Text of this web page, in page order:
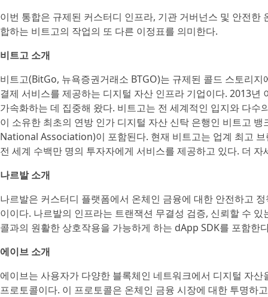
이번 통합은 규제된 커스터디 인프라, 기관 거버넌스 및 안전
합하는 비트고의 작업의 또 다른 이정표를 의미한다.
비트고 소개
비트고(BitGo, 뉴욕증권거래소 BTGO)는 규제된 콜드 스토리
결제 서비스를 제공하는 디지털 자산 인프라 기업이다. 2013
가속화하는 데 집중해 왔다. 비트고는 전 세계적인 입지와 다
이 소유한 최초의 연방 인가 디지털 자산 신탁 은행인 비트고
National Association)이 포함된다. 현재 비트고는 업계 최고
전 세계 수백만 명의 투자자에게 서비스를 제공하고 있다. 더
나르발 소개
나르발은 커스터디 플랫폼에서 온체인 금융에 대한 안전하고
이이다. 나르발의 인프라는 트랜잭션 무결성 검증, 신뢰할 수
콜과의 원활한 상호작용을 가능하게 하는 dApp SDK를 포함한
에이브 소개
에이브는 사용자가 다양한 블록체인 네트워크에서 디지털 자
프로토콜이다. 이 프로토콜은 온체인 금융 시장에 대한 투명하